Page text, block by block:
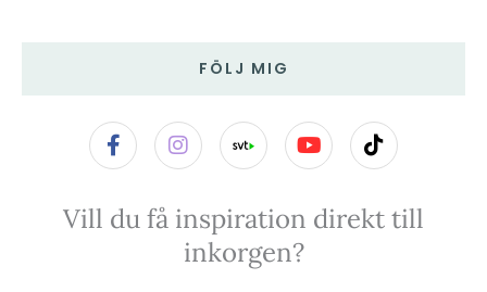
FÖLJ MIG
F
a
c
b
I
n
s
a
g
r
Y
o
u
u
T
i
k
o
Vill du få inspiration direkt till
inkorgen?